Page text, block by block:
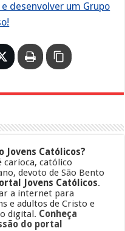
desenvolver um Grupo
Jovens Católicos?
carioca, católico
devoto de São Bento
Jovens Católicos.
a internet para
e adultos de Cristo e
digital. Conheça
do portal